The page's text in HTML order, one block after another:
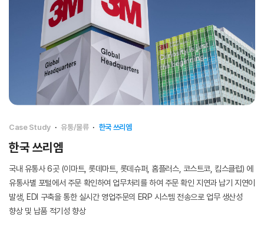
Case Study · 유통/물류 · 한국 쓰리엠
한국 쓰리엠
국내 유통사 6곳 (이마트, 롯데마트, 롯데슈퍼, 홈플러스, 코스트코, 킴스클럽) 에
유통사별 포털에서 주문 확인하여 업무처리를 하여 주문 확인 지연과 납기 지연이
발생, EDI 구축을 통한 실시간 영업주문의 ERP 시스템 전송으로 업무 생산성
향상 및 납품 적기성 향상